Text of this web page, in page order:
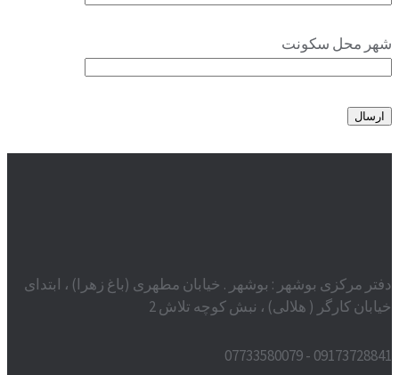
شهر محل سکونت
دفتر مرکزی بوشهر : بوشهر . خیابان مطهری (باغ زهرا) ، ابتدای
خیابان کارگر ( هلالی) ، نبش کوچه تلاش 2
09173728841 - 07733580079